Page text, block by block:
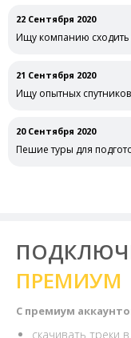
22 Сентября 2020
Ищу компанию сходить
21 Сентября 2020
Ищу опытных
20 Сентября 2020
Пешие туры для
ПРЕМИУМ
С премиум
скачивать треки